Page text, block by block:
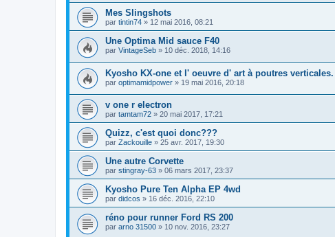
Mes Slingshots
par tintin74 » 12 mai 2016, 08:21
Une Optima Mid sauce F40
par VintageSeb » 10 déc. 2018, 14:16
Kyosho KX-one et l' oeuvre d' art à poutres verticales.
par optimamidpower » 19 mai 2016, 20:18
v one r electron
par tamtam72 » 20 mai 2017, 17:21
Quizz, c'est quoi donc???
par Zackouille » 25 avr. 2017, 19:30
Une autre Corvette
par stingray-63 » 06 mars 2017, 23:37
Kyosho Pure Ten Alpha EP 4wd
par didcos » 16 déc. 2016, 22:10
réno pour runner Ford RS 200
par arno 31500 » 10 nov. 2016, 23:27